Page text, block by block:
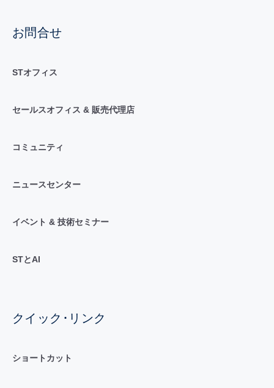
お問合せ
STオフィス
セールスオフィス & 販売代理店
コミュニティ
ニュースセンター
イベント & 技術セミナー
STとAI
クイック･リンク
ショートカット